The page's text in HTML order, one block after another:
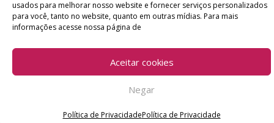
usados ​​para melhorar nosso website e fornecer serviços personalizados
para você, tanto no website, quanto em outras mídias. Para mais
informações acesse nossa página de
Aceitar cookies
Negar
Política de PrivacidadePolítica de Privacidade